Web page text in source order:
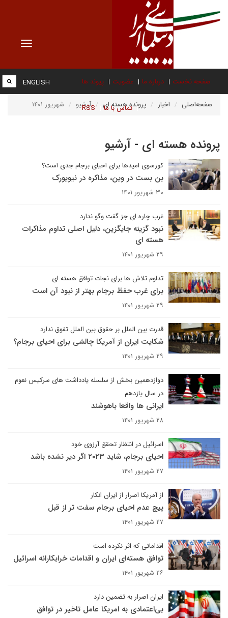
Toggle
صفحه نخست درباره ما عضویت پیوند ها
تماس با ما RSS
ENGLISH
صفحه‌اصلی اخبار پرونده هسته ای آرشیو شهریور ۱۴۰۱
پرونده هسته ای - آرشیو
کورسوی امیدها برای احیای برجام جدی است؟
بن بست در وین، مذاکره در نیویورک
۳۰ شهریور ۱۴۰۱
غرب چاره ای جز گفت وگو ندارد
نبود گزینه جایگزین، دلیل اصلی تداوم مذاکرات
هسته ای
۲۹ شهریور ۱۴۰۱
تداوم تلاش ها برای نجات توافق هسته ای
برای غرب حفظ برجام بهتر از نبود آن است
۲۹ شهریور ۱۴۰۱
قدرت بین الملل بر حقوق بین الملل تفوق ندارد
شکایت ایران از آمریکا چالشی برای احیای برجام؟
۲۹ شهریور ۱۴۰۱
دوازدهمین بخش از سلسله یادداشت های سرکیس نعوم
در سال یازدهم
ایرانی ها واقعا باهوشند
۲۸ شهریور ۱۴۰۱
اسرائیل در انتظار تحقق آرزوی خود
احیای برجام، شاید ۲۰۲۳ اگر دیر نشده باشد
۲۷ شهریور ۱۴۰۱
از آمریکا اصرار از ایران انکار
پیچ عدم احیای برجام سفت تر از قبل
۲۷ شهریور ۱۴۰۱
اقداماتی که اثر نکرده است
توافق هسته‌ای ایران و اقدامات خرابکارانه اسرائیل
۲۶ شهریور ۱۴۰۱
ایران اصرار به تضمین دارد
بی‌اعتمادی به امریکا عامل تاخیر در توافق